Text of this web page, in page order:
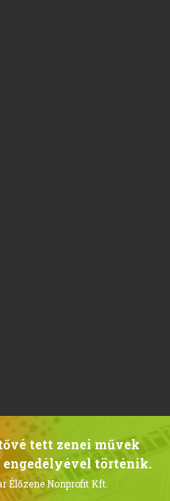
tett zenei művek
történik.
Élőzene Nonprofit Kft.